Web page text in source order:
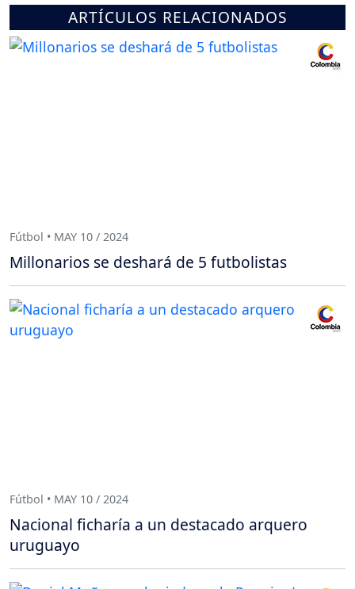
ARTÍCULOS RELACIONADOS
Fútbol • MAY 10 / 2024
Millonarios se deshará de 5 futbolistas
Fútbol • MAY 10 / 2024
Nacional ficharía a un destacado arquero
uruguayo